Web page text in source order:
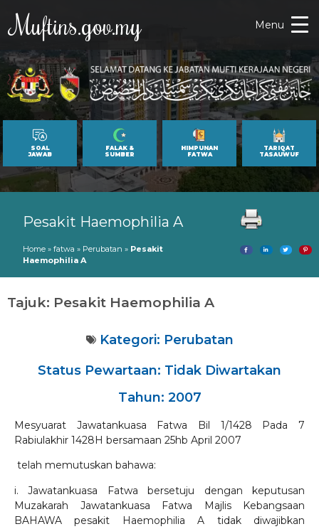
Muftins.gov.my Menu
SOAL
JAWAB
FALAK &
SUMBER
HIMPUNAN
FATWA
TARIQAT
TASAUWUF
Pesakit Haemophilia A
Home » fatwa » Perubatan » Pesakit
Haemophilia A
Tajuk: Pesakit Haemophilia A
Kategori: Perubatan
Status Pewartaan: Tidak Diwartakan
Tahun: 2007
Mesyuarat Jawatankuasa Fatwa Bil 1/1428 Pada 7
Rabiulakhir 1428H bersamaan 25hb April 2007
telah memutuskan bahawa:
i. Jawatankuasa Fatwa bersetuju dengan keputusan
Muzakarah Jawatankuasa Fatwa Majlis Kebangsaan
BAHAWA pesakit Haemophilia A tidak diwajibkan